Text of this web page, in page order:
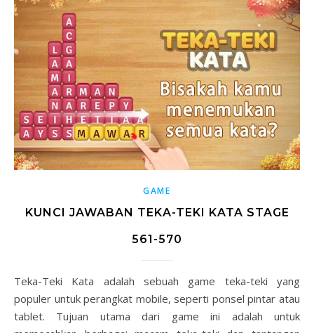
GAME
KUNCI JAWABAN TEKA-TEKI KATA STAGE
561-570
Teka-Teki Kata adalah sebuah game teka-teki yang
populer untuk perangkat mobile, seperti ponsel pintar atau
tablet. Tujuan utama dari game ini adalah untuk